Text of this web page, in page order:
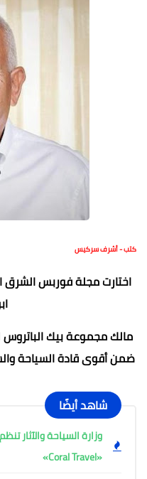
كتب - أشرف سركيس
اختارت مجلة فوربس الشرق
مالك مجموعة بيك
ضمن أقوى قادة السياحة
شاهد أيضًا
وزارة السياحة والآثار
«Coral Travel»